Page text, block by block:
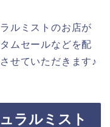
ルミストのお店が
ムセールなどを配
せていただきます♪
ラルミスト